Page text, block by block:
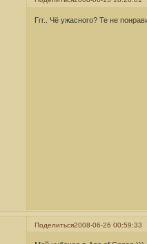
Ггг.. Чё ужасного? Те не
Поделиться2008-06-26 00:59:33